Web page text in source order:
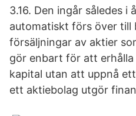
3.16. Den ingår således i
automatiskt förs över till
försäljningar av aktier
gör enbart för att
kapital utan att uppnå
ett aktiebolag utgör